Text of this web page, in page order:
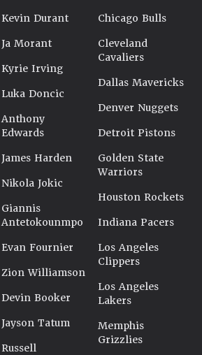
Kevin Durant
Ja Morant
Kyrie Irving
Luka Doncic
Anthony
Edwards
James Harden
Nikola Jokic
Giannis
Antetokounmpo
Evan Fournier
Zion Williamson
Devin Booker
Jayson Tatum
Russell
Chicago Bulls
Cleveland
Cavaliers
Dallas Mavericks
Denver Nuggets
Detroit Pistons
Golden State
Warriors
Houston Rockets
Indiana Pacers
Los Angeles
Clippers
Los Angeles
Lakers
Memphis
Grizzlies